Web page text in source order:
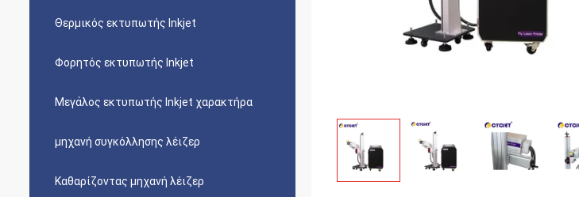
Θερμικός εκτυπωτής Inkjet
Φορητός εκτυπωτής Inkjet
Μεγάλος εκτυπωτής Inkjet χαρακτήρα
μηχανή συγκόλλησης λέιζερ
Καθαρίζοντας μηχανή λέιζερ